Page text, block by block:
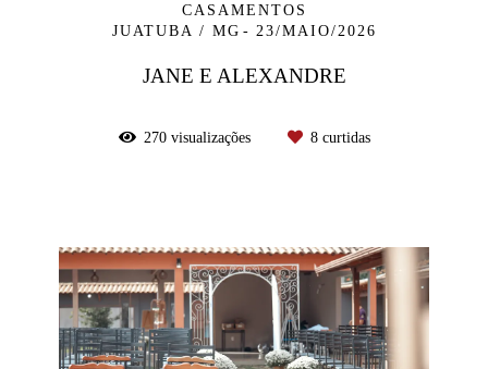
CASAMENTOS
JUATUBA / MG
23/MAIO/2026
JANE E ALEXANDRE
270visualizações 8curtidas